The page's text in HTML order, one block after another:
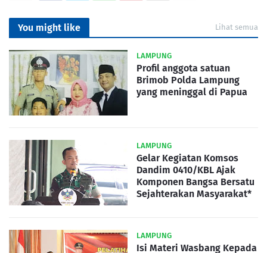
You might like Lihat semua
LAMPUNG
Profil anggota satuan
Brimob Polda Lampung
yang meninggal di Papua
LAMPUNG
Gelar Kegiatan Komsos
Dandim 0410/KBL Ajak
Komponen Bangsa Bersatu
Sejahterakan Masyarakat*
LAMPUNG
Isi Materi Wasbang Kepada